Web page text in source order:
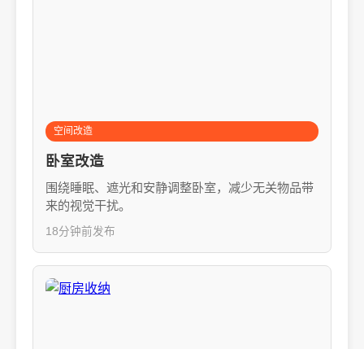
空间改造
卧室改造
围绕睡眠、遮光和安静调整卧室，减少无关物品带
来的视觉干扰。
18分钟前发布